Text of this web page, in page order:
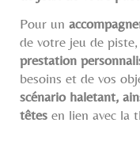
Pour un
de votre jeu de
prestation
besoins et de vos
scénario haletant,
têtes en lien avec la